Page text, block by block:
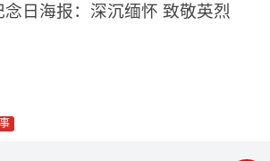
念日海报：深沉缅怀 致敬英烈